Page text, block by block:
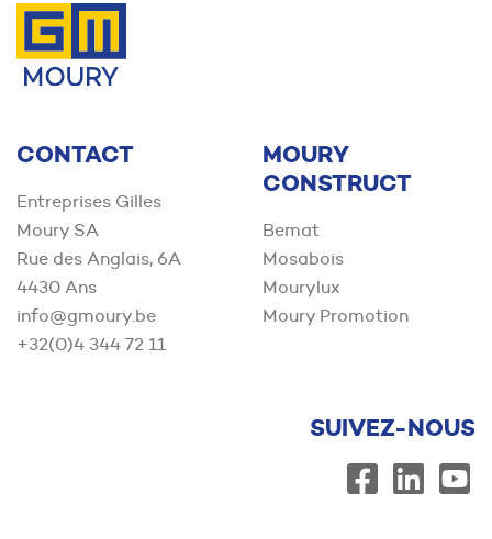
Contactez-nous
CONTACT
Entreprises Gilles
Moury SA
Rue des Anglais, 6A
4430 Ans
info@gmoury.be
+32(0)4 344 72 11
MOURY
CONSTRUCT
Bemat
Mosabois
Mourylux
Moury Promotion
SUIVEZ-NOUS